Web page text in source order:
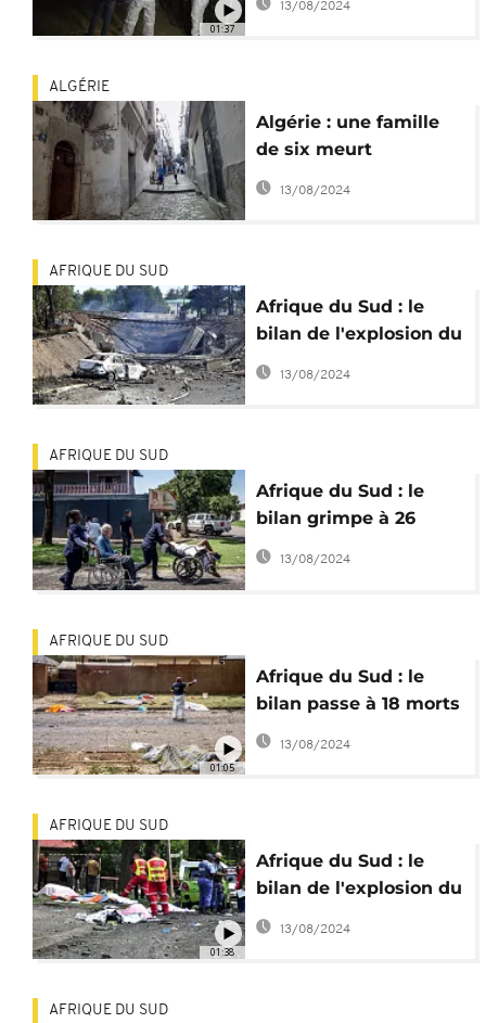
01:37
Johannesburg
13/08/2024
ALGÉRIE
Algérie : une famille
de six meurt
intoxiquée au
monoxyde de carbone
13/08/2024
AFRIQUE DU SUD
Afrique du Sud : le
bilan de l'explosion du
camion-citerne monte
13/08/2024
AFRIQUE DU SUD
Afrique du Sud : le
bilan grimpe à 26
morts dans l'accident
13/08/2024
01:05
AFRIQUE DU SUD
Afrique du Sud : le
bilan passe à 18 morts
dans l'explosion du
camion-citerne
13/08/2024
01:38
AFRIQUE DU SUD
Afrique du Sud : le
bilan de l'explosion du
camion-citerne passe
à 15 morts
13/08/2024
AFRIQUE DU SUD